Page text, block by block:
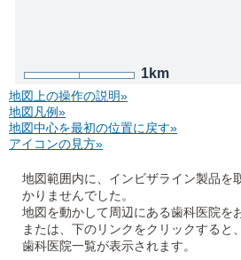
1km
地図上の操作の説明»
地図凡例»
地図中心を最初の位置に戻す»
アイコンの見方»
地図範囲内に、インビザライン製品を
かりませんでした。
地図を動かして周辺にある歯科医院を
または、下のリンクをクリックすると
歯科医院一覧が表示されます。